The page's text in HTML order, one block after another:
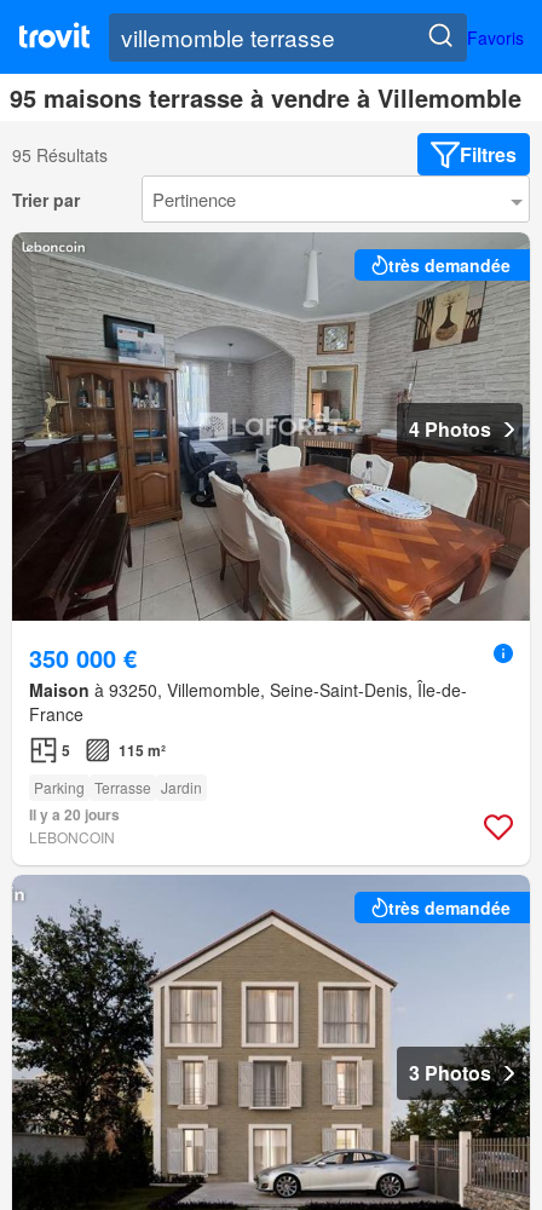
Favoris
95 maisons terrasse à vendre à Villemomble
95 Résultats Filtres
Trier par
très demandée
4 Photos
350 000 €
Maison à 93250, Villemomble, Seine-Saint-Denis, Île-de-
France
5 115 m²
Parking Terrasse Jardin
Il y a 20 jours
LEBONCOIN
très demandée
3 Photos